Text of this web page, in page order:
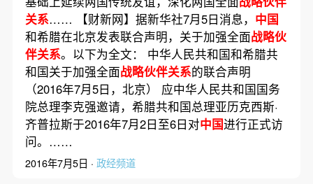
关系…… 【财新网】据新华社7月5日消息， 中国
和希腊在北京发表联合声明，关于加强全面战略伙
伴关系。以下为全文： 中华人民共和国和希腊共
和国关于加强全面战略伙伴关系的联合声明
（2016年7月5日，北京） 应中华人民共和国国务
院总理李克强邀请，希腊共和国总理亚历克西斯·
齐普拉斯于2016年7月2日至6日对中国进行正式访
问。……
2016年7月5日 · 政经频道